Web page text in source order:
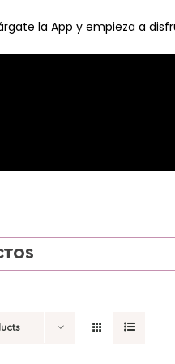
la App y empieza a